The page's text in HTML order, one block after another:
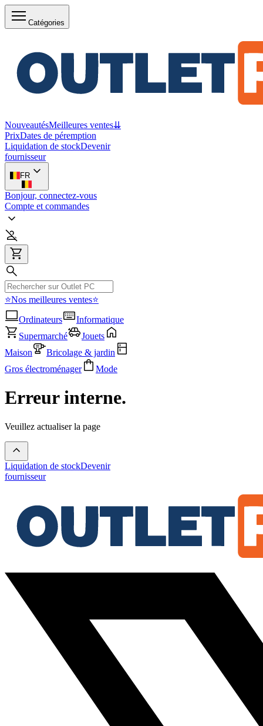
Catégories
NouveautésMeilleures ventes⇊
PrixDates de péremption
Liquidation de stockDevenir
fournisseur
FR
Bonjour, connectez-vous
Compte et commandes
⭐Nos meilleures ventes⭐
Ordinateurs
Informatique
Supermarché
Jouets
Maison
Bricolage & jardin
Gros électroménager
Mode
Erreur interne.
Veuillez actualiser la page
Liquidation de stockDevenir
fournisseur